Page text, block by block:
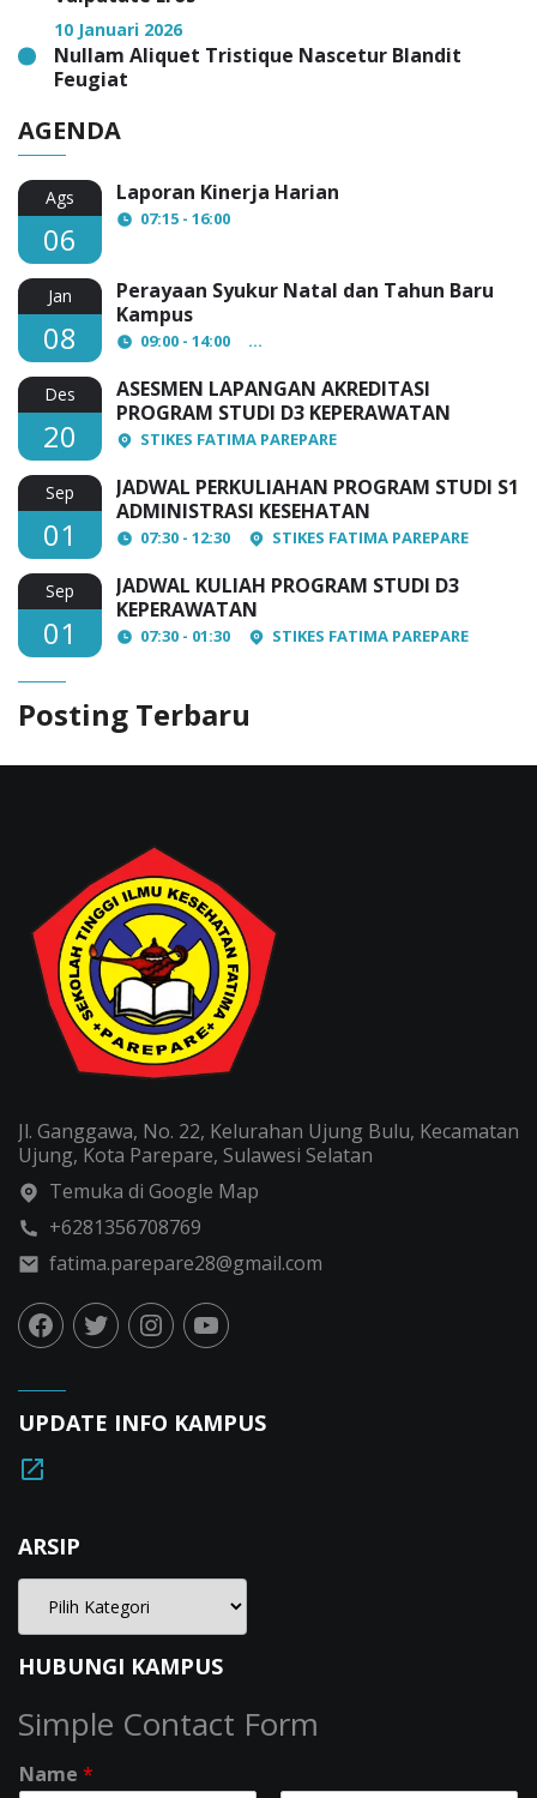
10 Januari 2026
Nullam Aliquet Tristique Nascetur Blandit
Feugiat
AGENDA
Ags
06
Laporan Kinerja Harian
07:15 - 16:00
Jan
08
Perayaan Syukur Natal dan Tahun Baru
Kampus
09:00 - 14:00
Des
20
ASESMEN LAPANGAN AKREDITASI
PROGRAM STUDI D3 KEPERAWATAN
STIKES FATIMA PAREPARE
Sep
01
JADWAL PERKULIAHAN PROGRAM STUDI S1
ADMINISTRASI KESEHATAN
07:30 - 12:30 STIKES FATIMA PAREPARE
Sep
01
JADWAL KULIAH PROGRAM STUDI D3
KEPERAWATAN
07:30 - 01:30 STIKES FATIMA PAREPARE
Posting Terbaru
Jl. Ganggawa, No. 22, Kelurahan Ujung Bulu, Kecamatan
Ujung, Kota Parepare, Sulawesi Selatan
Temuka di Google Map
+6281356708769
fatima.parepare28@gmail.com
UPDATE INFO KAMPUS
ARSIP
HUBUNGI KAMPUS
Simple Contact Form
Name *